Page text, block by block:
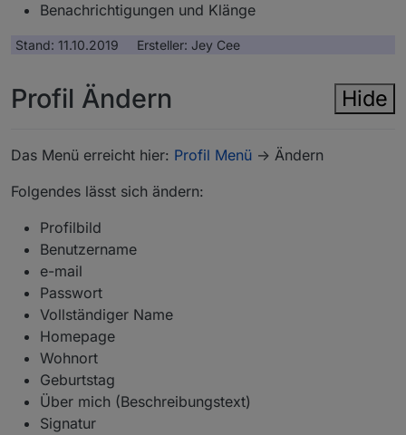
Benachrichtigungen und Klänge
Stand: 11.10.2019 Ersteller: Jey Cee
Hide
Profil Ändern
Das Menü erreicht hier: Profil Menü -> Ändern
Folgendes lässt sich ändern:
Profilbild
Benutzername
e-mail
Passwort
Vollständiger Name
Homepage
Wohnort
Geburtstag
Über mich (Beschreibungstext)
Signatur